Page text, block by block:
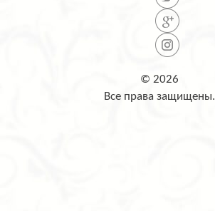
© 2026
Все права защищены.